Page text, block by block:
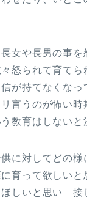
女や長男の事を
怒られて育てら
が持てなくな
言うのが怖い時
教育はしないと
に対してどの様
に育って欲しい
ほしいと思い 接